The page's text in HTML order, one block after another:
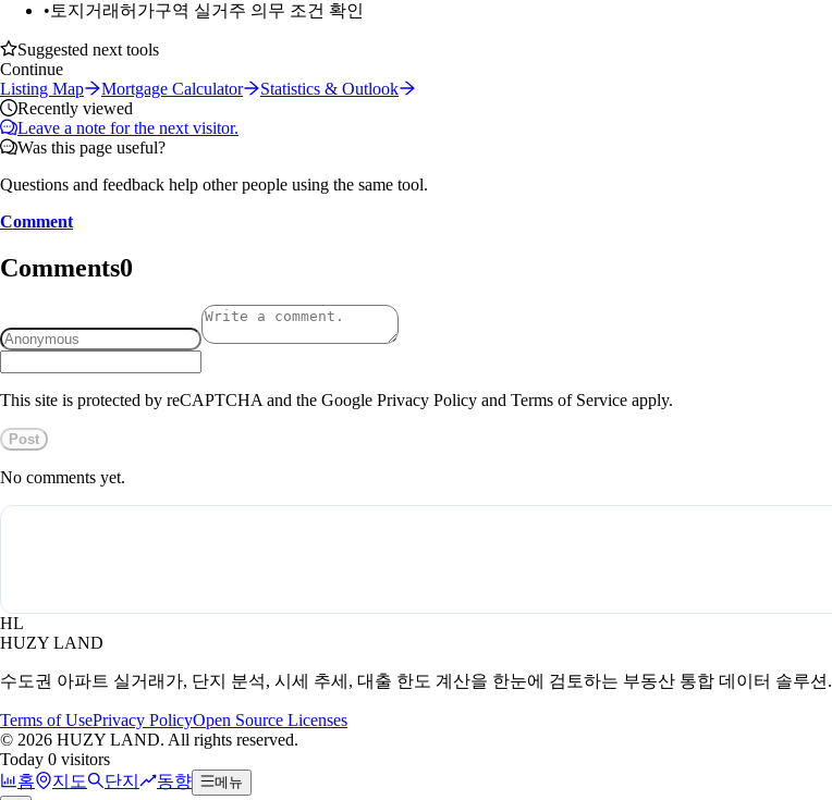
• 토지거래허가구역 실거주 의무 조건 확인
Suggested next tools
Continue
Listing Map
Mortgage Calculator
Statistics & Outlook
Recently viewed
Leave a note for the next visitor.
Was this page useful?
Questions and feedback help other people using the same tool.
Comment
Comments0
This site is protected by reCAPTCHA and the Google Privacy Policy and Terms of Service apply.
Post
No comments yet.
HL
HUZY LAND
수도권 아파트 실거래가, 단지 분석, 시세 추세, 대출 한도 계산을 한눈에 검토하는 부동산 통합 데이터 솔루션.
Terms of UsePrivacy PolicyOpen Source Licenses
© 2026 HUZY LAND. All rights reserved.
Today 0 visitors
홈
지도 단지 동향 메뉴